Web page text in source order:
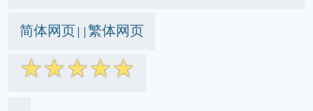
简体网页||繁体网页
☆☆☆☆☆